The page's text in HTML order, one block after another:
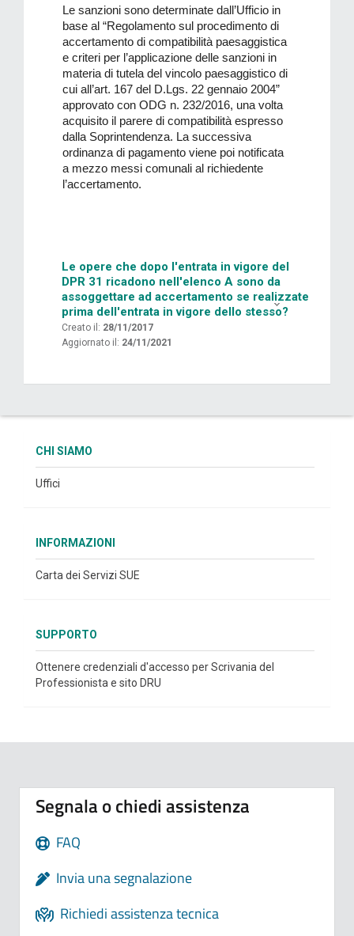
Le sanzioni sono determinate dall’Ufficio in
base al “Regolamento sul procedimento di
accertamento di compatibilità paesaggistica
e criteri per l’applicazione delle sanzioni in
materia di tutela del vincolo paesaggistico di
cui all’art. 167 del D.Lgs. 22 gennaio 2004”
approvato con ODG n. 232/2016, una volta
acquisito il parere di compatibilità espresso
dalla Soprintendenza. La successiva
ordinanza di pagamento viene poi notificata
a mezzo messi comunali al richiedente
l’accertamento.
Le opere che dopo l'entrata in vigore del
DPR 31 ricadono nell'elenco A sono da
assoggettare ad accertamento se realizzate
prima dell'entrata in vigore dello stesso?
Creato il: 28/11/2017
Aggiornato il: 24/11/2021
CHI SIAMO
Uffici
INFORMAZIONI
Carta dei Servizi SUE
SUPPORTO
Ottenere credenziali d'accesso per Scrivania del
Professionista e sito DRU
Segnala o chiedi assistenza
FAQ
Invia una segnalazione
Richiedi assistenza tecnica